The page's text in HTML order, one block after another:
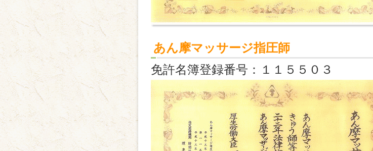
あん摩マッサージ指圧師
免許名簿登録番号：１１５５０３